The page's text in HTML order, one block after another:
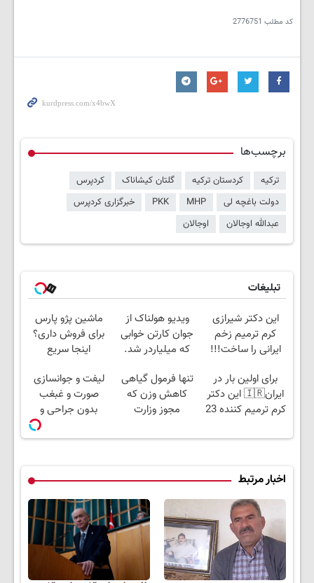
کد مطلب 2776751
برچسب‌ها
ترکیه کردستان ترکیه گلتان کیشاناک
کردپرس
دولت باغچه لی
MHP
PKK
خبرگزاری کردپرس
عبدالله اوجالان
اوجالان
تبلیغات
این دکتر شیرازی
کرم ترمیم زخم
ایرانی را ساخت!!!
ویدیو هولناک از
جوان کارتن خوابی
که میلیاردر شد.
ماشین پژو پارس
برای فروش داری؟
اینجا سریع
برای اولین بار در
ایران🇮🇷 این دکتر
کرم ترمیم کننده 23
تنها فرمول گیاهی
کاهش وزن که
مجوز وزارت
جهت سفارش)
لیفت و جوانسازی
صورت و غبغب
بدون جراحی و
دوران نقاهت ✨
اخبار مرتبط